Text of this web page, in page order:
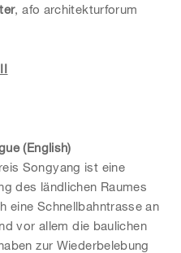
, afo architekturforum
(English)
Songyang ist eine
des ländlichen Raumes
eine Schnellbahntrasse an
vor allem die baulichen
zur Wiederbelebung